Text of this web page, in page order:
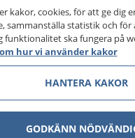
kakor, cookies, för att ge dig
sammanställa statistik och för
funktionalitet ska fungera på
hur vi använder kakor
HANTERA KAKOR
GODKÄNN